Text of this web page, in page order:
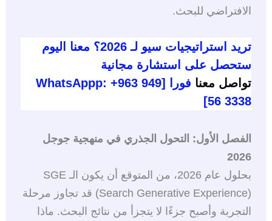
الافتراضي للبحث.
تريد استراتيجيات سيو لـ 2026؟ معنا اليوم
ستحصل على استشارة مجانية
تواصل معنا
فورا [WhatsAppp: +963 949
56 3338]
الفصل الأول: التحول الجذري في منهجية جوجل
2026
بحلول عام 2026، من المتوقع أن يكون الـ SGE
(Search Generative Experience) قد تجاوز مرحلة
التجربة وأصبح جزءًا لا يتجزأ من نتائج البحث. ماذا